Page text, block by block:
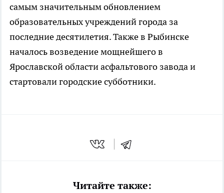
самым значительным обновлением
образовательных учреждений города за
последние десятилетия. Также в Рыбинске
началось возведение мощнейшего в
Ярославской области асфальтового завода и
стартовали городские субботники.
Читайте также: